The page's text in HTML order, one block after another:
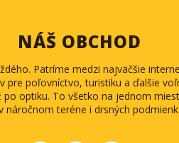
NÁŠ OBCHOD
Patríme medzi najväčšie
pre poľovníctvo, turistiku a ďalšie
optiku. To všetko na jednom
náročnom teréne i drsných